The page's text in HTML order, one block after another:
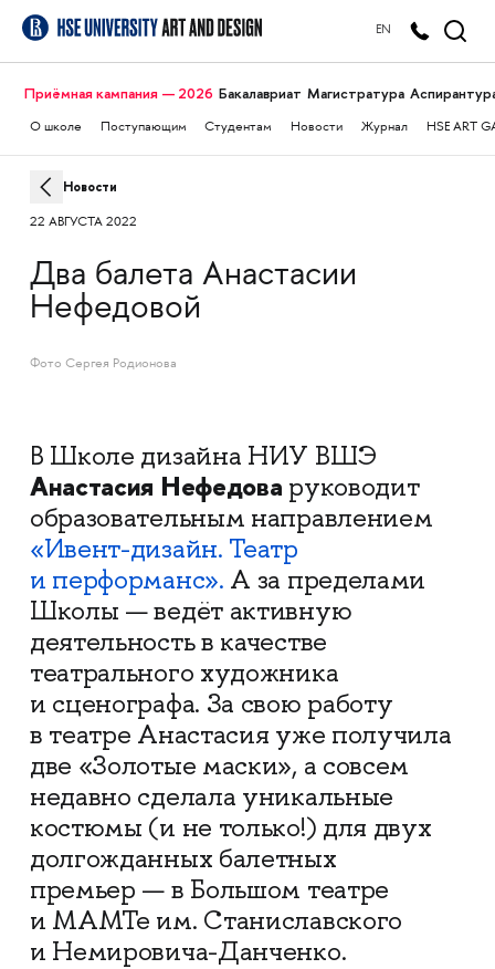
EN
Приёмная кампания — 2026 Бакалавриат Магистратура
О школе Поступающим Студентам Новости Журнал HSE ART
Новости
22 АВГУСТА 2022
Два балета Анастасии
Нефедовой
Фото Сергея Родионова
В Школе дизайна НИУ ВШЭ
Анастасия Нефедова руководит
образовательным направлением
«Ивент-дизайн. Театр
и перформанс». А за пределами
Школы — ведёт активную
деятельность в качестве
театрального художника
и сценографа. За свою работу
в театре Анастасия уже получила
две «Золотые маски», а совсем
недавно сделала уникальные
костюмы (и не только!) для двух
долгожданных балетных
премьер — в Большом театре
и МАМТе им. Станиславского
и Немировича-Данченко.